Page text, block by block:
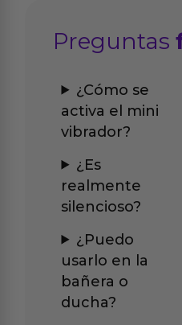
Preguntas
¿Cómo se
activa el mini
vibrador?
¿Es
realmente
silencioso?
¿Puedo
usarlo en la
bañera o
ducha?